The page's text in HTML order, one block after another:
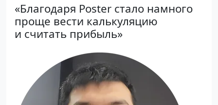
«Благодаря Poster стало намного
проще вести калькуляцию
и считать прибыль»